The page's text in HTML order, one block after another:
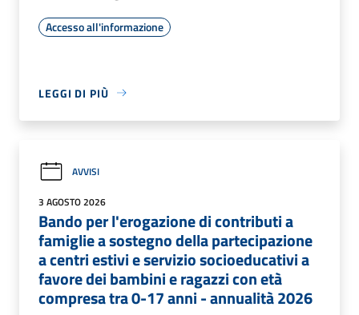
Accesso all'informazione
LEGGI DI PIÙ
AVVISI
3 AGOSTO 2026
Bando per l'erogazione di contributi a
famiglie a sostegno della partecipazione
a centri estivi e servizio socioeducativi a
favore dei bambini e ragazzi con età
compresa tra 0-17 anni - annualità 2026